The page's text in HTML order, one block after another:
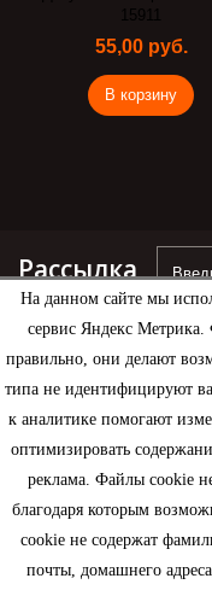
На данном сайте мы
сервис Яндекс
правильно, они делают
типа не идентифицируют
к аналитике помогают
оптимизировать
реклама. Файлы cookie
благодаря которым
cookie не содержат
почты, домашнего
15911
55,00 руб.
В корзину
Рассылка
Информация
Моя учетная
Контактная